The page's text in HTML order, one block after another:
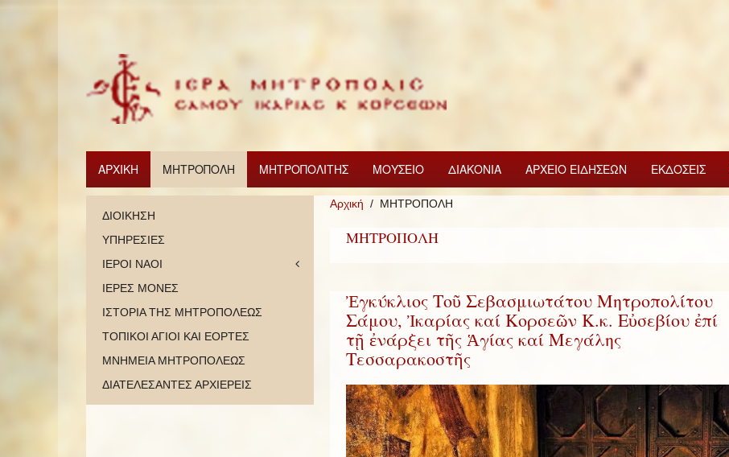
ΑΡΧΙΚΗ ΜΗΤΡΟΠΟΛΗ ΜΗΤΡΟΠΟΛΙΤΗΣ ΜΟΥΣΕΙΟ ΔΙΑΚΟΝΙΑ ΑΡΧΕΙΟ ΕΙΔΗΣΕΩΝ ΕΚΔΟΣΕΙΣ
Αρχική ΜΗΤΡΟΠΟΛΗ
ΜΗΤΡΟΠΟΛΗ
Ἐγκύκλιος Τοῦ Σεβασμιωτάτου Μητροπολίτου
Σάμου, Ἰκαρίας καί Κορσεῶν Κ.κ. Εὐσεβίου ἐπί
τῇ ἐνάρξει τῆς Ἁγίας καί Μεγάλης
Τεσσαρακοστῆς
ΔΙΟΙΚΗΣΗ
ΥΠΗΡΕΣΙΕΣ
ΙΕΡΟΙ ΝΑΟΙ
ΙΕΡΕΣ ΜΟΝΕΣ
ΙΣΤΟΡΙΑ ΤΗΣ ΜΗΤΡΟΠΟΛΕΩΣ
ΤΟΠΙΚΟΙ ΑΓΙΟΙ ΚΑΙ ΕΟΡΤΕΣ
ΜΝΗΜΕΙΑ ΜΗΤΡΟΠΟΛΕΩΣ
ΔΙΑΤΕΛΕΣΑΝΤΕΣ ΑΡΧΙΕΡΕΙΣ